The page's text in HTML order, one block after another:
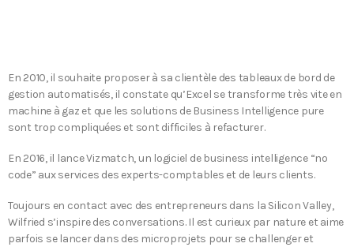
En 2010, il souhaite proposer à sa clientèle des tableaux de bord de
gestion automatisés, il constate qu’Excel se transforme très vite en
machine à gaz et que les solutions de Business Intelligence pure
sont trop compliquées et sont difficiles à refacturer.
En 2016, il lance Vizmatch, un logiciel de business intelligence “no
code” aux services des experts-comptables et de leurs clients.
Toujours en contact avec des entrepreneurs dans la Silicon Valley,
Wilfried s’inspire des conversations. Il est curieux par nature et aime
parfois se lancer dans des microprojets pour se challenger et